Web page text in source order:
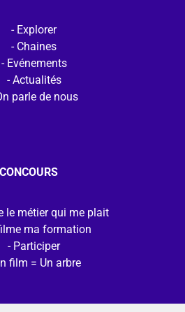
Explorer
Chaines
Evénements
Actualités
parle de nous
CONCOURS
le métier qui me plait
ma formation
Participer
film = Un arbre